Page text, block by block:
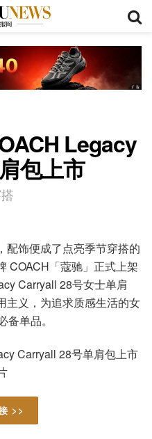
Legacy
包上市
配饰便成了点亮季节穿搭的
COACH「蔻驰」正式上架
Carryall 28号女士单肩
主义，为追求质感生活的女
备单品。
>>